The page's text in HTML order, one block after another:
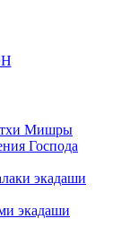
Мишры
Господа
экадаши
экадаши